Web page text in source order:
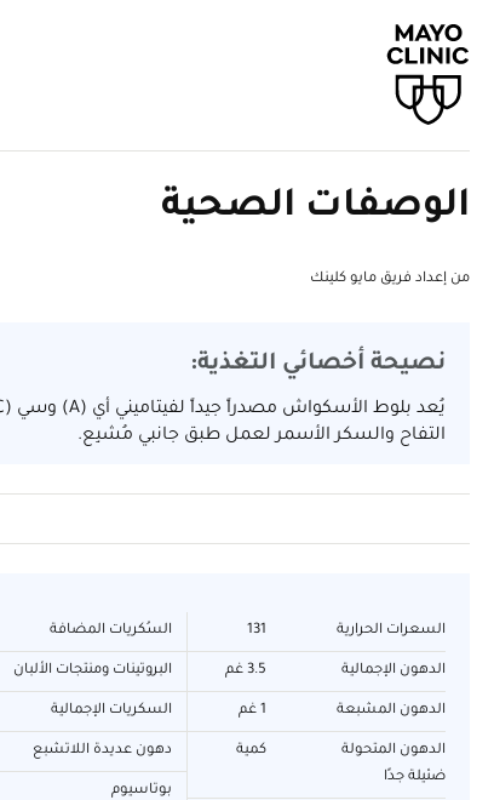
الوصفات الصحية
من إعداد فريق مايو كلينك
نصيحة أخصائي التغذية:
التفاح والسكر الأسمر لعمل طبق جانبي مُشبِع.
السعرات الحرارية 131
الدهون الإجمالية 3.5 غم
الدهون المشبعة 1 غم
الدهون المتحولة
كمية
ضئيلة جدًا
السُكريات المضافة
البروتينات ومنتجات الألبان
السكريات الإجمالية
دهون عديدة اللاتشبع
بوتاسيوم